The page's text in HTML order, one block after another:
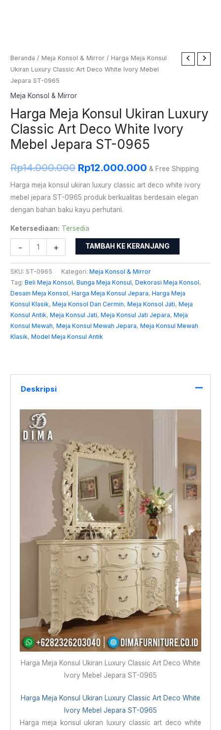
Beranda / Meja Konsol & Mirror / Harga Meja Konsul
Ukiran Luxury Classic Art Deco White Ivory Mebel
Jepara ST-0965
Meja Konsol & Mirror
Harga Meja Konsul Ukiran Luxury
Classic Art Deco White Ivory
Mebel Jepara ST-0965
Rp14.000.000
Harga
Rp14.000.000.
Rp12.000.000
Harga
adalah:
Rp12.000.000.
& Free Shipping
Harga meja konsul ukiran luxury classic art deco white ivory
mebel jepara ST-0965 produk berkualitas berdesain elegan
dengan bahan baku kayu perhutani.
Ketersediaan: Tersedia
-
Kuantitas
Harga
Meja
Konsul
Ukiran
Luxury
Classic
Art
White
Ivory
Mebel
Jepara
0965
+ TAMBAH KE KERANJANG
SKU: ST-0965 Kategori:Meja Konsol & Mirror
Tag:Beli Meja Konsol,Bunga Meja Konsul,Dekorasi Meja Konsol,
Desain Meja Konsol,Harga Meja Konsul Jepara,Harga Meja
Konsul Klasik,Meja Konsol Dan Cermin,Meja Konsol Jati,Meja
Konsul Antik,Meja Konsul Jati,Meja Konsul Jati Jepara,Meja
Konsul Mewah,Meja Konsul Mewah Jepara,Meja Konsul Mewah
Klasik,Model Meja Konsul Antik
Deskripsi
Harga Meja Konsul Ukiran Luxury Classic Art Deco White
Ivory Mebel Jepara ST-0965
Harga Meja Konsul Ukiran Luxury Classic Art Deco White
Ivory Mebel Jepara ST-0965
Harga meja konsul ukiran luxury classic art deco white